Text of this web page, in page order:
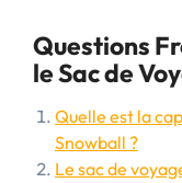
Questions
le Sac de
Quelle est la
Snowball ?
Le sac de